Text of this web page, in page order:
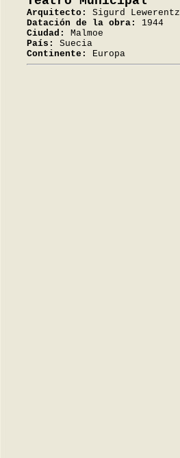
Arquitecto:
Sigurd Lewerentz
Datación de la obra:
1944
Ciudad:
Malmoe
País:
Suecia
Continente:
Europa